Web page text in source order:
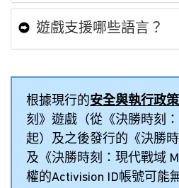
遊戲支援哪些語言？
根據現行的安全與執行政策
刻》遊戲（從《決勝時刻
起）及之後發行的《決勝
及《決勝時刻：現代戰域
權的Activision ID帳號可能